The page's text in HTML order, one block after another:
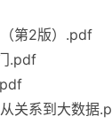
第2版）.pdf
.pdf
关系到大数据